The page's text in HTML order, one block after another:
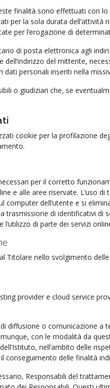
finalità sono effettuati con
per la sola durata dell’attività
per l’erogazione di
di posta elettronica agli
del mittente,
dati personali inseriti nella
o giudiziari che, se
cookie per la profilazione
per il corretto
e alle aree riservate. L’uso
dell’utente e si
trasmissione di identificativi di
di parte dei servizi
Titolare nello svolgimento
provider e cloud service
diffusione o comunicazione a
con le modalità da
nell’ambito delle
conseguimento delle finalità
Responsabili del